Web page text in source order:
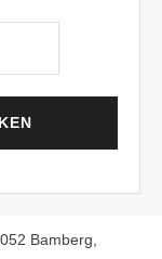
Bamberg,